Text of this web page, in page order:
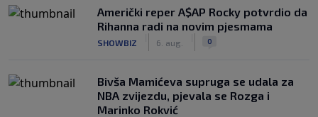
Američki reper A$AP Rocky potvrdio da
Rihanna radi na novim pjesmama
SHOWBIZ 6. aug. 0
Bivša Mamićeva supruga se udala za
NBA zvijezdu, pjevala se Rozga i
Marinko Rokvić